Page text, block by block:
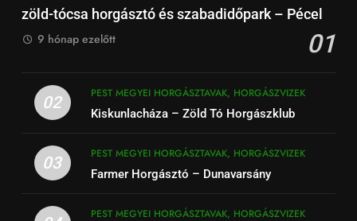
zöld-tócsa horgásztó és szabadidőpark – Pécel
01
9 hónap ezelőtt
02
PEST MEGYEI HORGÁSZTAVAK, HORGÁSZVIZEK
Kiskunlacháza – Zöld Tó Horgászklub
03
PEST MEGYEI HORGÁSZTAVAK, HORGÁSZVIZEK
Farmer Horgásztó – Dunavarsány
PEST MEGYEI HORGÁSZTAVAK, HORGÁSZVIZEK